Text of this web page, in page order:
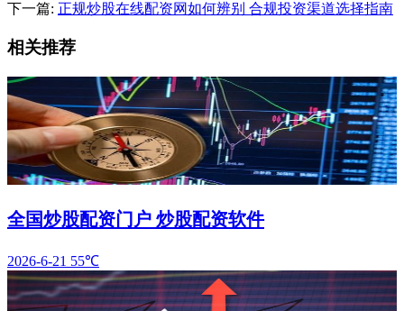
下一篇: 正规炒股在线配资网如何辨别 合规投资渠道选择指南
相关推荐
全国炒股配资门户 炒股配资软件
2026-6-21 55℃